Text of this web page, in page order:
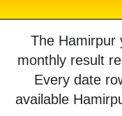
The Hamirpur
monthly result
Every date
available